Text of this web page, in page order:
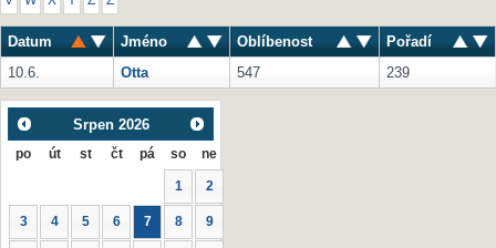
Datum Jméno Oblíbenost
Pořadí
10.6.
Otta 547 239
Srpen 2026
po út st čt pá so ne
1 2
3 4 5 6 7 8 9